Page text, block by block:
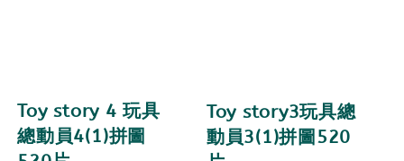
Toy story 4 玩具
總動員4(1)拼圖
Toy story3玩具總
動員3(1)拼圖520